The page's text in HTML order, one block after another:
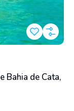
Bahia de Cata,